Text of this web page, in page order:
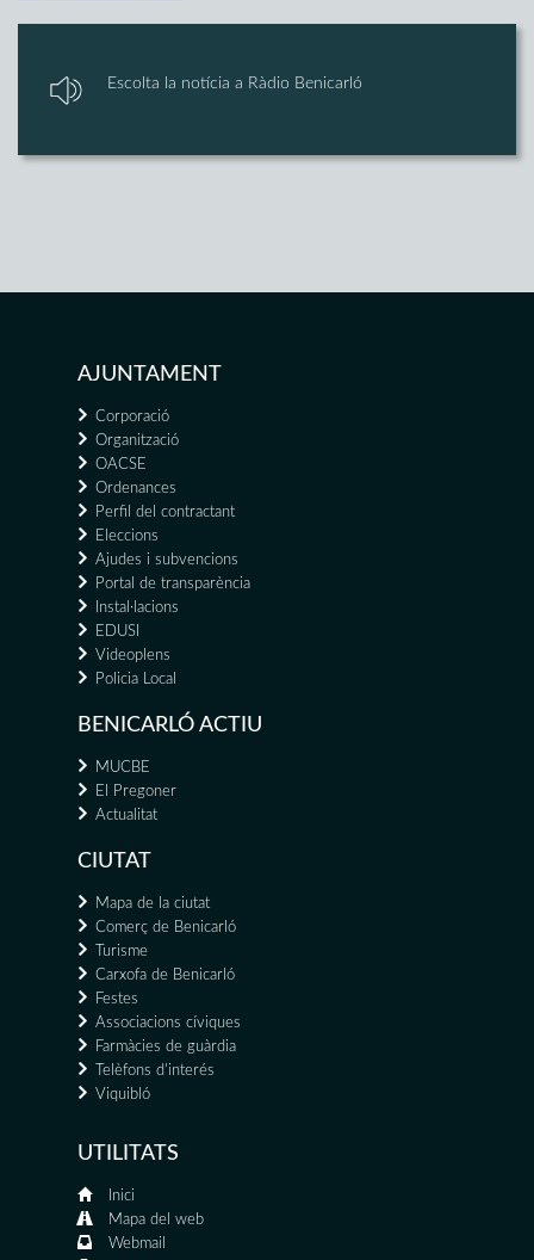
Escolta la notícia a Ràdio Benicarló
AJUNTAMENT
Corporació
Organització
OACSE
Ordenances
Perfil del contractant
Eleccions
Ajudes i subvencions
Portal de transparència
Instal·lacions
EDUSI
Videoplens
Policia Local
BENICARLÓ ACTIU
MUCBE
El Pregoner
Actualitat
CIUTAT
Mapa de la ciutat
Comerç de Benicarló
Turisme
Carxofa de Benicarló
Festes
Associacions cíviques
Farmàcies de guàrdia
Telèfons d'interés
Viquibló
UTILITATS
Inici
Mapa del web
Webmail